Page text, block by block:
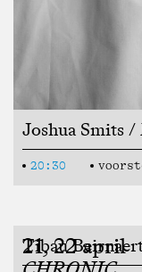
Joshua Smits
20:30
21, 22 april
Tibau